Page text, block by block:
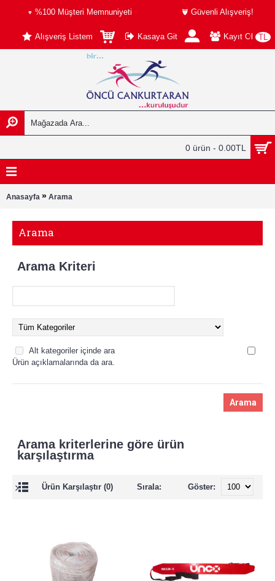
%100 Müşteri Memnuniyeti Güvenli Alışveriş!
TL
Alışveriş Listem Kasaya Git Kayıt Ol
0 ürün - 0.00TL
Anasayfa » Arama
Arama
Arama Kriteri
Alt kategoriler içinde ara
Ürün açıklamalarında da ara.
Arama kriterlerine göre ürün
karşılaştırma
Ürün Karşılaştır (0) Göster:
Sırala: